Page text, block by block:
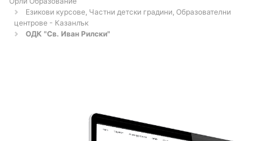
Езикови курсове, Частни детски градини, Образователни
центрове - Казанлък
ОДК "Св. Иван Рилски"